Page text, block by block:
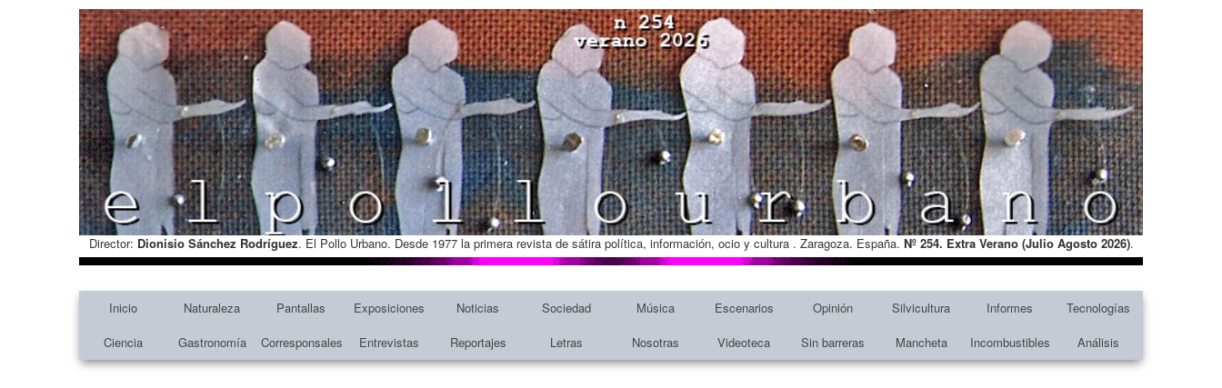
Director: Dionisio Sánchez Rodríguez. El Pollo Urbano. Desde 1977 la primera revista de sátira política, información, ocio y cultura . Zaragoza. España. Nº 254. Extra Verano (Julio Agosto 2026).
Inicio Naturaleza Pantallas Exposiciones Noticias Sociedad Música Escenarios Opinión Silvicultura Informes
Tecnologías
Ciencia
Gastronomía Corresponsales Entrevistas Reportajes Letras Nosotras Videoteca Sin barreras Mancheta Incombustibles Análisis